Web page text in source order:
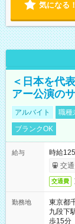
気になる！
＜日本を代
アー公演の
アルバイト 職種
ブランクOK
給与
時給
交
交通費
勤務地
東京都
九段下
歩15分